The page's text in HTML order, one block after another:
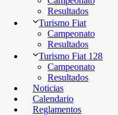
Resultados
Turismo Fiat
Campeonato
Resultados
Turismo Fiat 128
Campeonato
Resultados
Noticias
Calendario
Reglamentos